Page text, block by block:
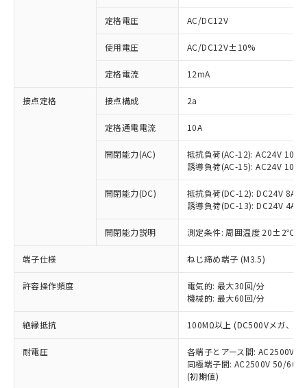
定格電圧 AC/DC12V
使用電圧 AC/DC12V±10%
定格電流 12mA
接点定格 接点構成 2a
定格通電電流 10A
開閉能力(AC)
抵抗負荷(AC-12): AC24V 10A/
誘導負荷(AC-15): AC24V
開閉能力(DC)
抵抗負荷(DC-12): DC24V 8A/
誘導負荷(DC-13): DC24V 4A/
開閉能力説明 測定条件: 周囲温度 20±2℃、
端子仕様 ねじ締め端子 (M3.5)
許容操作頻度
電気的: 最大30回/分
機械的: 最大60回/分
絶縁抵抗 100MΩ以上 (DC500Vメガ、点
耐電圧
各端子とアース間: AC2500V
同極端子間: AC2500V 50/
(初期値)
ご利用条件
以下の条件をお読みいただき、同意のうえ
ご利用ください。
本サービスは、当社制御機器事業取扱
商品の当社在庫状況および標準価格
(税抜)を提供させていただくもので
当社制御機器事業取扱商品の中には、
本サービスの対象外となる商品もある
ことをご了承ください。
在庫状況および標準価格照会結果は、
記載している更新日時点での社内デー
タに基づき作成されるものであり、閲
覧された時点での実際の在庫および標
準価格とは異なる場合があることをご
※1 対応状況
対応済み：EU RoHS指令（10物質）の
非含有に対応した製品が提供可能な商品で
す。
対応予定：EU RoHS指令（10物質）の非含
有に対応した製品に切り替える予定のある
対応予定なし：EU RoHS指令（10物質）の
非含有に非対応の商品で、対応品を出す予
定はありません。
調査・確認中：EU RoHS指令（10物質）の
非含有の対応状況を調査中または確認中の
非該当品：ライセンス料など無形物で、有
害物質有無と関係のない商品です。
仕入先様の事情により、非含有部品として
いたものが、含有品と判明した場合などや
むを得ず変更することがあります。
六価クロム(Cr(Ⅵ)) 1000ppm以下、ポリ臭化ビフェニル
類(PBB) 1000ppm以下、ポリ臭化ジフェニルエーテル類
「○」：最大均質材料含有率が中国RoHSの
基準値以下であることを示します。
「×」：最大均質材料含有率が中国RoHSの
基準値を超えていることを示します。
「－」：未確認です。当社販売部門へお問
*中国RoHS10物質の基準値 (GB/T26572)：
Pb(鉛) :1000ppm、 Hg(水銀) : 1000ppm、 Cd(カドミウ
Cr(Ⅵ)(六価クロム) : 1000ppm、 PBBs(ポリ臭化ビフェ
当社は、これら貴社製品のうち、外国
為替および外国貿易法に定める商品
（以下｢規制貨物等」という）を輸出
または国外への提供する場合は、日本
国政府の輸出許可(または役務取引許
可)を取得するなどの必要な手続きを